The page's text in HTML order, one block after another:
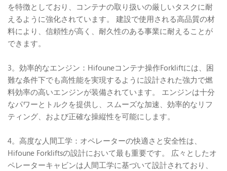
を特徴としており、コンテナの取り扱いの厳しいタスクに耐
えるように強化されています。 建設で使用される高品質の材
料により、信頼性が高く、耐久性のある事業に耐えることが
できます。
3。効率的なエンジン：Hifouneコンテナ操作Forkliftには、困
難な条件下でも高性能を実現するように設計された強力で燃
料効率の高いエンジンが装備されています。 エンジンは十分
なパワーとトルクを提供し、スムーズな加速、効率的なリフ
ティング、および正確な操縦性を可能にします。
4。高度な人間工学：オペレーターの快適さと安全性は、
Hifoune Forkliftsの設計において最も重要です。 広々としたオ
ペレーターキャビンは人間工学に基づいて設計されており、